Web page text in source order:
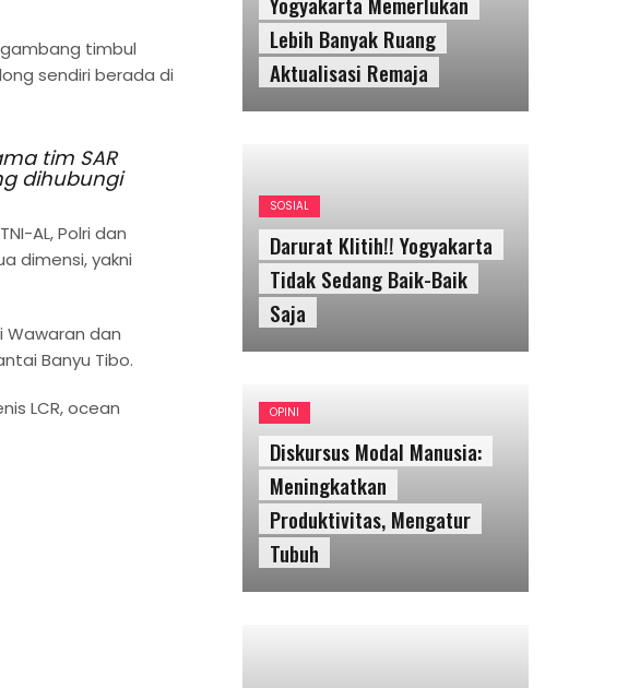
timbul
sendiri berada di
tim SAR
dihubungi
AL, Polri dan
dimensi, yakni
Wawaran dan
Banyu Tibo.
LCR, ocean
SOSIAL
Darurat Klitih!! Yogyakarta
Diskursus Modal Manusia:
Meningkatkan
Produktivitas, Mengatur
Tubuh
OPINI
The Human Capital
Project